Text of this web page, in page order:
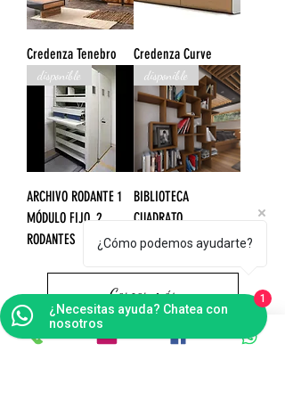
Credenza Tenebro Credenza Curve
disponible
ARCHIVO RODANTE 1
MÓDULO FIJO, 2
RODANTES
disponible
BIBLIOTECA
CUADRATO
Cargar más
¿Cómo podemos ayudarte?
¿Necesitas ayuda? Chatea con
nosotros
1